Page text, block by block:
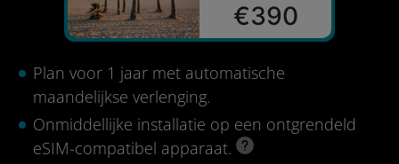
€390
Plan voor 1 jaar met automatische
maandelijkse verlenging.
Onmiddellijke installatie op een ontgrendeld
eSIM-compatibel apparaat.